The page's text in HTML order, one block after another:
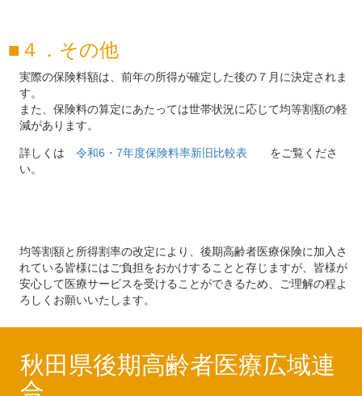
４．その他
実際の保険料額は、前年の所得が確定した後の７月に決定されま
す。
また、保険料の算定にあたっては世帯状況に応じて均等割額の軽
減があります。
詳しくは 令和6・7年度保険料率新旧比較表
をご覧くださ
い。
均等割額と所得割率の改定により、後期高齢者医療保険に加入さ
れている皆様にはご負担をおかけすることと存じますが、皆様が
安心して医療サービスを受けることができるため、ご理解の程よ
ろしくお願いいたします。
秋田県後期高齢者医療広域連